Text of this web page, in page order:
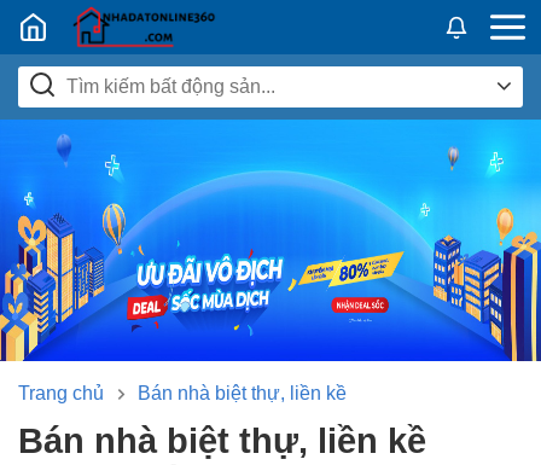
Nhadatban24h.vn
Trang chủ Bán nhà biệt thự, liền kề
Bán nhà biệt thự, liền kề